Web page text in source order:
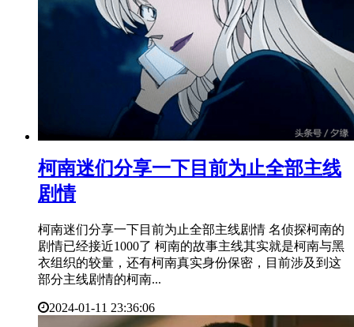
​柯南迷们分享一下目前为止全部主线
剧情
柯南迷们分享一下目前为止全部主线剧情 名侦探柯南的
剧情已经接近1000了 柯南的故事主线其实就是柯南与黑
衣组织的较量，还有柯南真实身份保密，目前涉及到这
部分主线剧情的柯南...
2024-01-11 23:36:06